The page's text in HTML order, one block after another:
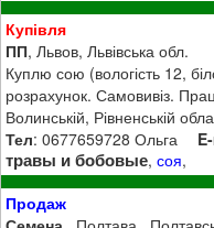
Купівля
ПП, Львов, Львівська обл.
Куплю сою (вологість 12,
розрахунок. Самовивіз.
Волинській, Рівненській
Тел: 0677659728 Ольга
травы и бобовые,соя,
Продаж